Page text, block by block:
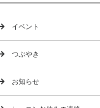
イベント
つぶやき
お知らせ